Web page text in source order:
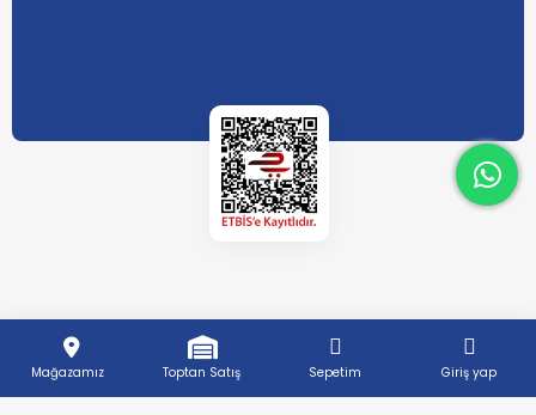
Mağazamız Toptan Satış Sepetim Giriş yap